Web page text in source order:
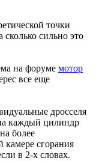
точки
сколько сильно это
на форуме мотор
все еще
дросселя
каждый цилиндр
более
камере сгорания
в 2-х словах.